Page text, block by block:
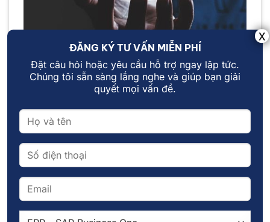
Phương pháp Kaizen: Cải tiến liên tục – Nền
tảng phát triển bền vững
Kaizen là một triết lý quản trị đến từ Nhật Bản,
nổi bật với thông điệp “cải tiến không ngừng”.
Tên gọi “Kaizen” kết hợp từ hai từ tiếng Nhật:
ĐĂNG KÝ TƯ VẤN MIỄN PHÍ
Đặt câu hỏi hoặc yêu cầu hỗ trợ ngay lập tức.
Chúng tôi sẵn sàng lắng nghe và giúp bạn giải
quyết mọi vấn đề.